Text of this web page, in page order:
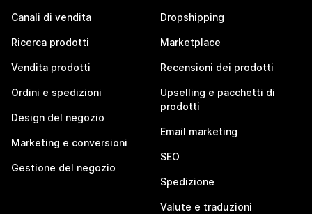
Canali di vendita
Ricerca prodotti
Vendita prodotti
Ordini e spedizioni
Design del negozio
Marketing e conversioni
Gestione del negozio
Dropshipping
Marketplace
Recensioni dei prodotti
Upselling e pacchetti di
prodotti
Email marketing
SEO
Spedizione
Valute e traduzioni